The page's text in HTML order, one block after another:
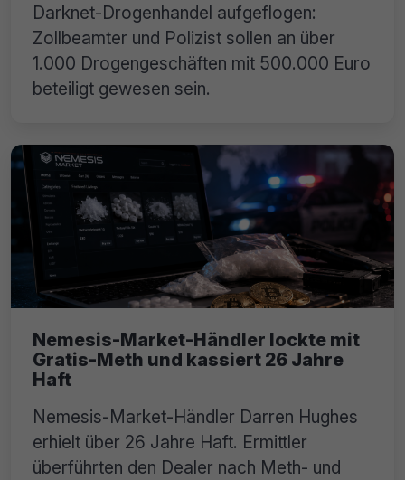
Darknet-Drogenhandel aufgeflogen:
Zollbeamter und Polizist sollen an über
1.000 Drogengeschäften mit 500.000 Euro
beteiligt gewesen sein.
Nemesis-Market-Händler lockte mit
Gratis-Meth und kassiert 26 Jahre
Haft
Nemesis-Market-Händler Darren Hughes
erhielt über 26 Jahre Haft. Ermittler
überführten den Dealer nach Meth- und